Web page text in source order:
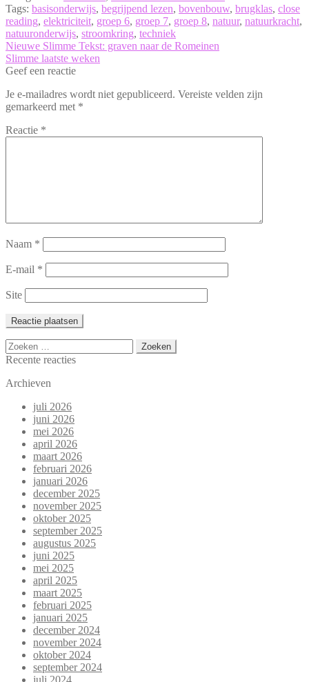
Tags: basisonderwijs, begrijpend lezen, bovenbouw, brugklas, close
reading, elektriciteit, groep 6, groep 7, groep 8, natuur, natuurkracht,
natuuronderwijs, stroomkring, techniek
Bericht
navigatie
Vorig
bericht:
Nieuwe Slimme Tekst: graven naar de Romeinen
Volgend
bericht:
Slimme laatste weken
Geef een reactie
Je e-mailadres wordt niet gepubliceerd. Vereiste velden zijn
gemarkeerd met *
Reactie *
Naam *
E-mail *
Site
Zoeken
naar:
Recente reacties
Archieven
juli 2026
juni 2026
mei 2026
april 2026
maart 2026
februari 2026
januari 2026
december 2025
november 2025
oktober 2025
september 2025
augustus 2025
juni 2025
mei 2025
april 2025
maart 2025
februari 2025
januari 2025
december 2024
november 2024
oktober 2024
september 2024
juli 2024